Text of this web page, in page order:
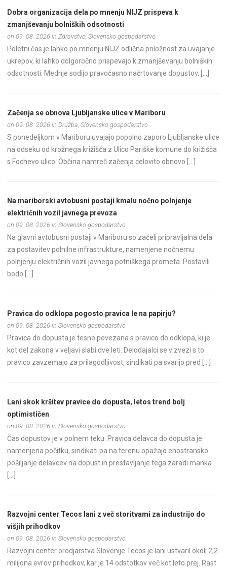
Dobra organizacija dela po mnenju NIJZ prispeva k
zmanjševanju bolniških odsotnosti
on 09. 08. 2026 in Zdravstvo, Slovensko gospodarstvo
Poletni čas je lahko po mnenju NIJZ odlična priložnost za uvajanje
ukrepov, ki lahko dolgoročno prispevajo k zmanjševanju bolniških
odsotnosti. Mednje sodijo pravočasno načrtovanje dopustov, […]
Začenja se obnova Ljubljanske ulice v Mariboru
on 09. 08. 2026 in Družba, Slovensko gospodarstvo
S ponedeljkom v Mariboru uvajajo popolno zaporo Ljubljanske ulice
na odseku od krožnega križišča z Ulico Pariške komune do križišča
s Fochevo ulico. Občina namreč začenja celovito obnovo […]
Na mariborski avtobusni postaji kmalu nočno polnjenje
električnih vozil javnega prevoza
on 09. 08. 2026 in Slovensko gospodarstvo
Na glavni avtobusni postaji v Mariboru so začeli pripravljalna dela
za postavitev polnilne infrastrukture, namenjene nočnemu
polnjenju električnih vozil javnega potniškega prometa. Postavili
bodo […]
Pravica do odklopa pogosto pravica le na papirju?
on 09. 08. 2026 in Slovensko gospodarstvo
Pravica do dopusta je tesno povezana s pravico do odklopa, ki je
kot del zakona v veljavi slabi dve leti. Delodajalci se v zvezi s to
pravico zavzemajo za prilagodljivost, sindikati pa svarijo pred […]
Lani skok kršitev pravice do dopusta, letos trend bolj
optimističen
on 09. 08. 2026 in Slovensko gospodarstvo
Čas dopustov je v polnem teku. Pravica delavca do dopusta je
namenjena počitku, sindikati pa na terenu opažajo enostransko
pošiljanje delavcev na dopust in prestavljanje tega zaradi manka
[…]
Razvojni center Tecos lani z več storitvami za industrijo do
višjih prihodkov
on 09. 08. 2026 in Slovensko gospodarstvo
Razvojni center orodjarstva Slovenije Tecos je lani ustvaril okoli 2,2
milijona evrov prihodkov, kar je 14 odstotkov več kot leto prej. Rast